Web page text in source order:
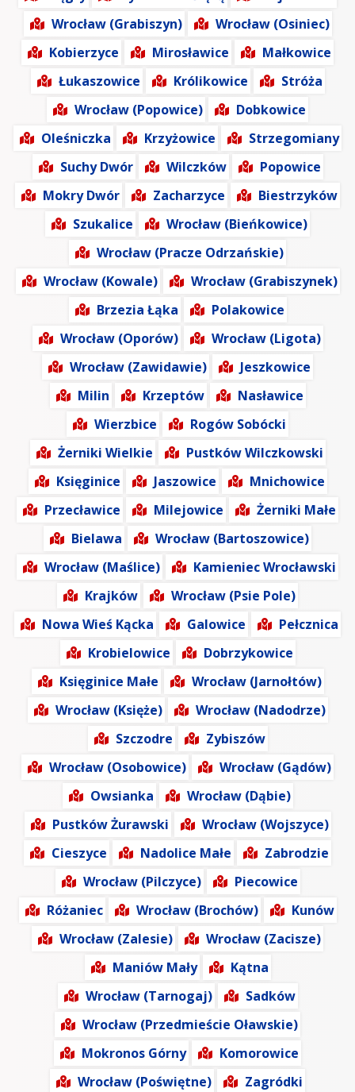
Wrocław (Grabiszyn)
Wrocław (Osiniec)
Kobierzyce
Mirosławice
Małkowice
Łukaszowice
Królikowice
Stróża
Wrocław (Popowice)
Dobkowice
Oleśniczka
Krzyżowice
Strzegomiany
Suchy Dwór
Wilczków
Popowice
Mokry Dwór
Zacharzyce
Biestrzyków
Szukalice
Wrocław (Bieńkowice)
Wrocław (Pracze Odrzańskie)
Wrocław (Kowale)
Wrocław (Grabiszynek)
Brzezia Łąka
Polakowice
Wrocław (Oporów)
Wrocław (Ligota)
Wrocław (Zawidawie)
Jeszkowice
Milin
Krzeptów
Nasławice
Wierzbice
Rogów Sobócki
Żerniki Wielkie
Pustków Wilczkowski
Księginice
Jaszowice
Mnichowice
Przecławice
Milejowice
Żerniki Małe
Bielawa
Wrocław (Bartoszowice)
Wrocław (Maślice)
Kamieniec Wrocławski
Krajków
Wrocław (Psie Pole)
Nowa Wieś Kącka
Galowice
Pełcznica
Krobielowice
Dobrzykowice
Księginice Małe
Wrocław (Jarnołtów)
Wrocław (Księże)
Wrocław (Nadodrze)
Szczodre
Zybiszów
Wrocław (Osobowice)
Wrocław (Gądów)
Owsianka
Wrocław (Dąbie)
Pustków Żurawski
Wrocław (Wojszyce)
Cieszyce
Nadolice Małe
Zabrodzie
Wrocław (Pilczyce)
Piecowice
Różaniec
Wrocław (Brochów)
Kunów
Wrocław (Zalesie)
Wrocław (Zacisze)
Maniów Mały
Kątna
Wrocław (Tarnogaj)
Sadków
Wrocław (Przedmieście Oławskie)
Mokronos Górny
Komorowice
Wrocław (Poświętne)
Zagródki